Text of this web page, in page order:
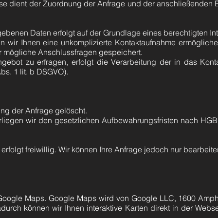
dient der Zuordnung der Anfrage und der
Daten erfolgt auf der Grundlage eines berechtigten
wir Ihnen eine unkomplizierte Kontaktaufnahme
Anschlussfragen gespeichert.
zu erfragen, erfolgt die Verarbeitung der in das
1 lit. b DSGVO).
der Anfrage gelöscht.
wir den gesetzlichen Aufbewahrungsfristen nach
freiwillig. Wir können Ihre Anfrage jedoch nur
Maps. Google Maps wird von Google LLC, 1600
können wir Ihnen interaktive Karten direkt in der